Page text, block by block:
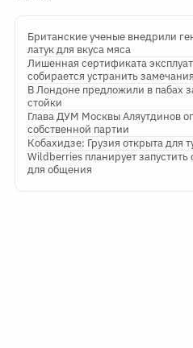
Британские ученые внедрили
латук для вкуса мяса
Лишенная сертификата
собирается устранить
В Лондоне предложили в пабах
стойки
Глава ДУМ Москвы Аляутдинов
собственной партии
Кобахидзе: Грузия открыта для
Wildberries планирует
для общения